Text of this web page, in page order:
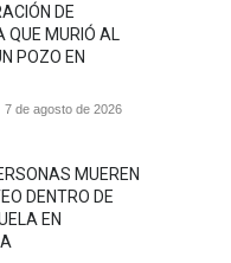
DE
QUE MURIÓ AL
POZO EN
7 de agosto de 2026
MUEREN
DENTRO DE
EN